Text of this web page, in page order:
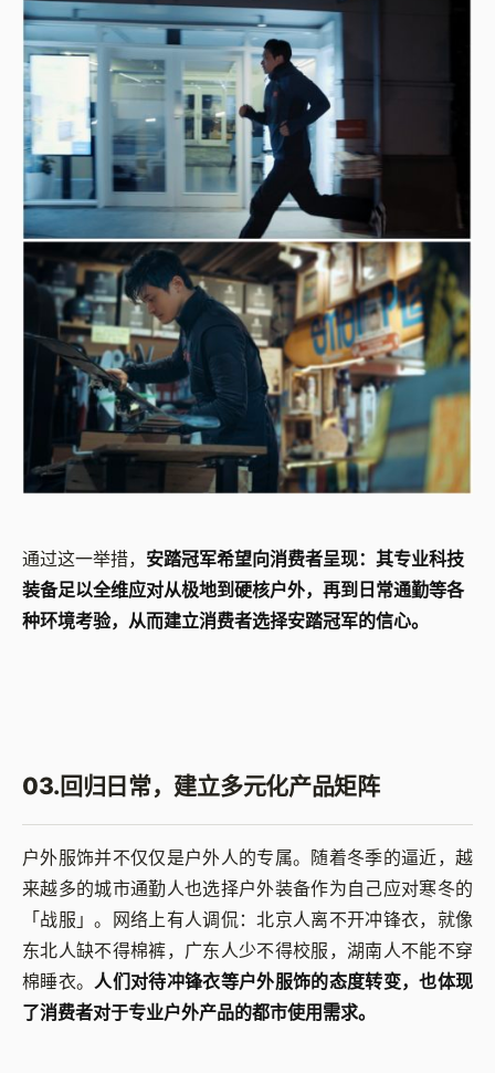
通过这一举措， 安踏冠军希望向消费者呈现：其专业科技
装备足以全维应对从极地到硬核户外，再到日常通勤等各
种环境考验，从而建立消费者选择安踏冠军的信心。
03.回归日常，建立多元化产品矩阵
户外服饰并不仅仅是户外人的专属。随着冬季的逼近，越
来越多的城市通勤人也选择户外装备作为自己应对寒冬的
「战服」。网络上有人调侃：北京人离不开冲锋衣，就像
东北人缺不得棉裤，广东人少不得校服，湖南人不能不穿
棉睡衣。人们对待冲锋衣等户外服饰的态度转变，也体现
了消费者对于专业户外产品的都市使用需求。